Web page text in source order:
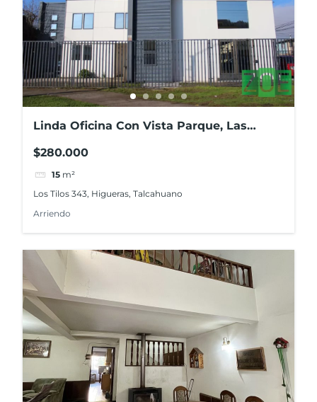
Linda Oficina Con Vista Parque, Las
$280.000
15 m²
Los Tilos 343, Higueras, Talcahuano
Arriendo